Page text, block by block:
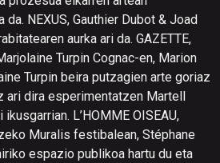
NEXUS, Gauthier Dubot & Joad
aurka ari da. GAZETTE,
Turpin Cognac-en, Marion
Turpin beira putzagien arte goriaz
dira esperimentatzen Martell
L’HOMME OISEAU,
Muralis festibalean, Stéphane
espazio publikoa hartu du eta